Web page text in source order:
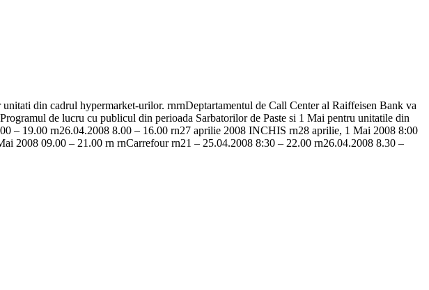
din cadrul hypermarket-urilor. rnrnDeptartamentul de Call Center al Raiffeisen Bank va
de lucru cu publicul din perioada Sarbatorilor de Paste si 1 Mai pentru unitatile din
– 19.00 rn26.04.2008 8.00 – 16.00 rn27 aprilie 2008 INCHIS rn28 aprilie, 1 Mai 2008 8:00
2008 09.00 – 21.00 rn rnCarrefour rn21 – 25.04.2008 8:30 – 22.00 rn26.04.2008 8.30 –